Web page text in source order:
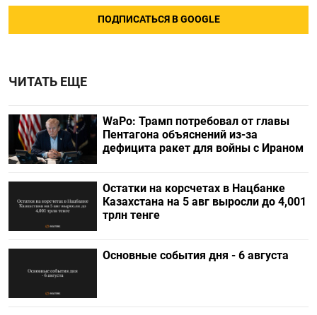
ПОДПИСАТЬСЯ В GOOGLE
ЧИТАТЬ ЕЩЕ
WaPo: Трамп потребовал от главы
Пентагона объяснений из-за
дефицита ракет для войны с Ираном
Остатки на корсчетах в Нацбанке
Казахстана на 5 авг выросли до 4,001
трлн тенге
Основные события дня - 6 августа